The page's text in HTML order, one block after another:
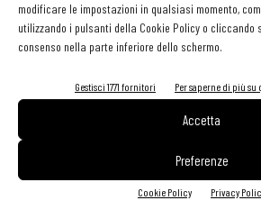
modificare le impostazioni in qualsiasi momento,
utilizzando i pulsanti della Cookie Policy o cliccando
consenso nella parte inferiore dello schermo.
Gestisci 1771 fornitori Per saperne di più su
Accetta
Preferenze
Cookie Policy Privacy
Ecco le sette azioni concrete per la
1. Favorire le produzioni locali e stagionali
2. Limitare l’uso di pesticidi
3. Ridurre al minimo l’utilizzo di additivi e